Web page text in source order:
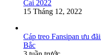
Cai 2022
15 Tháng 12, 2022
Cáp treo Fansipan ưu
Bắc